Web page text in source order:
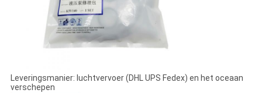
Leveringsmanier: luchtvervoer (DHL UPS Fedex) en het oceaan
verschepen